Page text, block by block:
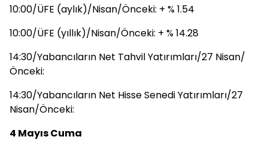
10:00/ÜFE (aylık)/Nisan/Önceki: + % 1.54
10:00/ÜFE (yıllık)/Nisan/Önceki: + % 14.28
14:30/Yabancıların Net Tahvil Yatırımları/27 Nisan/
Önceki:
14:30/Yabancıların Net Hisse Senedi Yatırımları/27
Nisan/Önceki:
4 Mayıs Cuma